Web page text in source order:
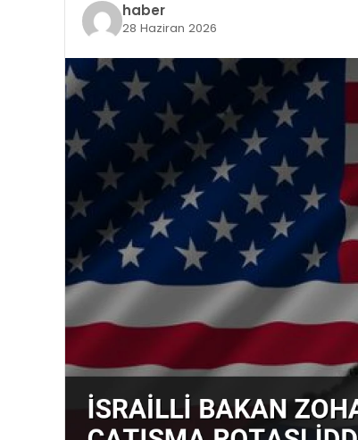
haber
28 Haziran 2026